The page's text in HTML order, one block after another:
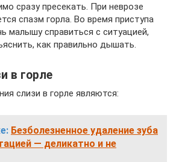
сразу пресекать. При неврозе
спазм горла. Во время приступа
малышу справиться с ситуацией,
как правильно дышать.
в горле
слизи в горле являются:
Безболезненное удаление зуба
— деликатно и не